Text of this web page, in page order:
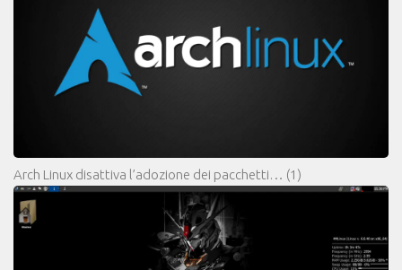
Arch Linux disattiva l’adozione dei pacchetti… (1)